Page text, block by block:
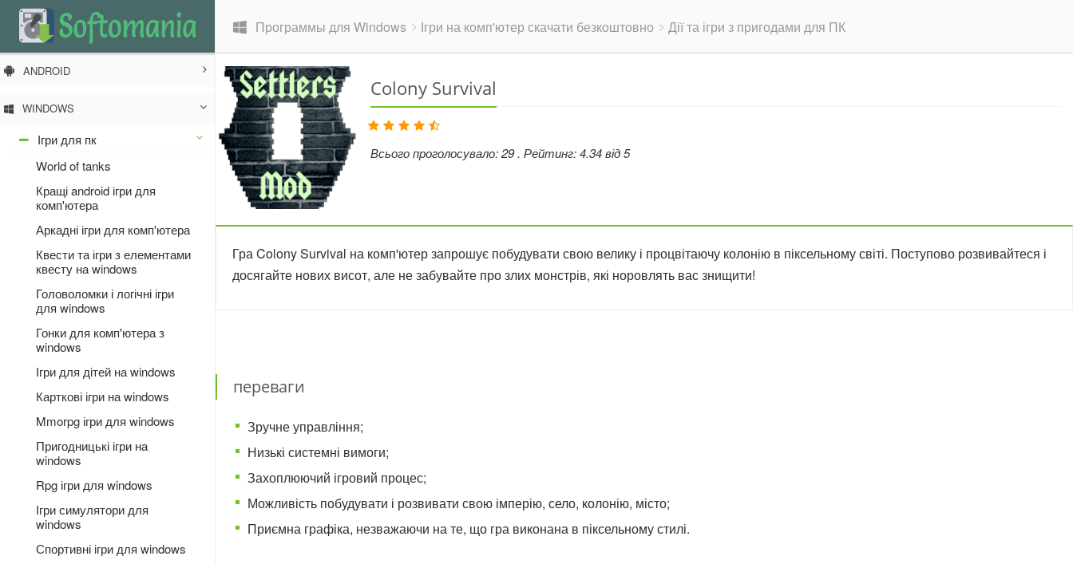
Программы для Windows Ігри на комп'ютер скачати безкоштовно Дії та ігри з пригодами для ПК
Colony Survival
Всього проголосувало:29. Рейтинг:4.34від5
Гра Colony Survival на комп'ютер запрошує побудувати свою велику і процвітаючу колонію в піксельному світі. Поступово розвивайтеся і
досягайте нових висот, але не забувайте про злих монстрів, які норовлять вас знищити!
переваги
Зручне управління;
Низькі системні вимоги;
Захоплюючий ігровий процес;
Можливість побудувати і розвивати свою імперію, село, колонію, місто;
Приємна графіка, незважаючи на те, що гра виконана в піксельному стилі.
ANDROID
WINDOWS
Ігри для пк
World of tanks
Кращі android ігри для
комп'ютера
Аркадні ігри для комп'ютера
Квести та ігри з елементами
квесту на windows
Головоломки і логічні ігри
для windows
Гонки для комп'ютера з
windows
Ігри для дітей на windows
Карткові ігри на windows
Mmorpg ігри для windows
Пригодницькі ігри на
windows
Rpg ігри для windows
Ігри симулятори для
windows
Спортивні ігри для windows